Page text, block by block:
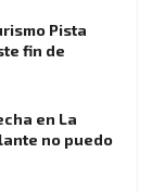
Pista
fin de
en La
no puedo